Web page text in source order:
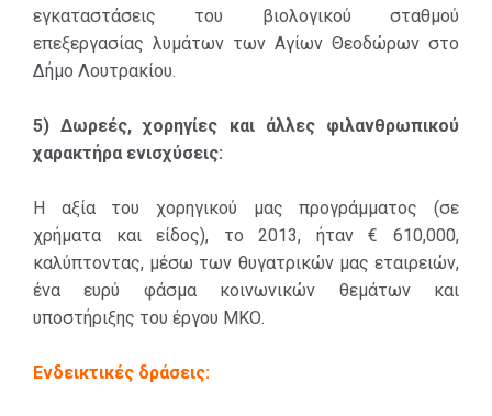
εγκαταστάσεις του βιολογικού σταθμού
επεξεργασίας λυμάτων των Αγίων Θεοδώρων στο
Δήμο Λουτρακίου.
5) Δωρεές, χορηγίες και άλλες φιλανθρωπικού
χαρακτήρα ενισχύσεις:
Η αξία του χορηγικού μας προγράμματος (σε
χρήματα και είδος), το 2013, ήταν € 610,000,
καλύπτοντας, μέσω των θυγατρικών μας εταιρειών,
ένα ευρύ φάσμα κοινωνικών θεμάτων και
υποστήριξης του έργου ΜΚΟ.
Ενδεικτικές δράσεις: